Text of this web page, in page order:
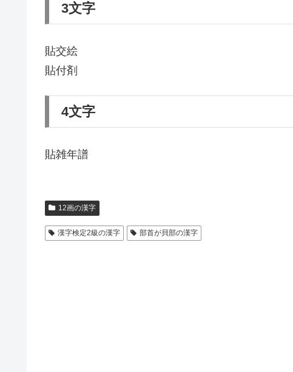
3文字
貼交絵
貼付剤
4文字
貼雑年譜
12画の漢字
漢字検定2級の漢字 部首が貝部の漢字